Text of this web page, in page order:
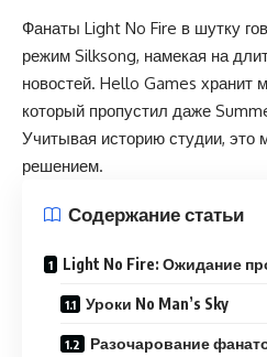
Фанаты Light No Fire в шутку
режим Silksong, намекая на
новостей. Hello Games хранит
который пропустил даже
Учитывая историю студии,
решением.
Содержание статьи
Light No Fire: Ожидание
Уроки No Man’s Sky
Разочарование